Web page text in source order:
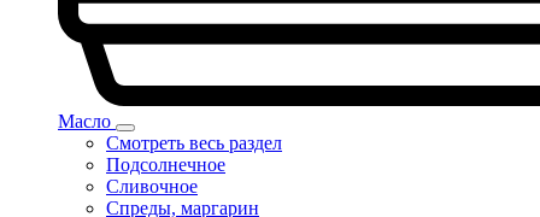
Масло
Смотреть весь раздел
Подсолнечное
Сливочное
Спреды, маргарин